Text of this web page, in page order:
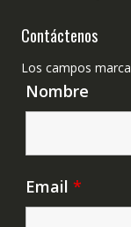
Contáctenos
Los campos
Nombre
Email *